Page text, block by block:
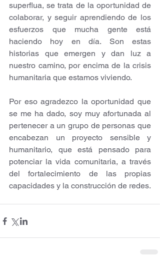
superflua, se trata de la oportunidad de
colaborar, y seguir aprendiendo de los
esfuerzos que mucha gente está
haciendo hoy en día. Son estas
historias que emergen y dan luz a
nuestro camino, por encima de la crisis
humanitaria que estamos viviendo.
Por eso agradezco la oportunidad que
se me ha dado, soy muy afortunada al
pertenecer a un grupo de personas que
encabezan un proyecto sensible y
humanitario, que está pensado para
potenciar la vida comunitaria, a través
del fortalecimiento de las propias
capacidades y la construcción de redes.